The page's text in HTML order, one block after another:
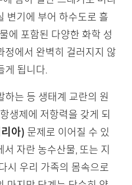
변기에 부어 하수도로 흘
에 포함된 다양한 화학 성
정에서 완벽히 걸러지지 않
게 됩니다.
하는 등 생태계 교란의 원
생제에 저항력을 갖게 되
아) 문제로 이어질 수 있
자란 농수산물, 또는 지
시 우리 가족의 몸속으로